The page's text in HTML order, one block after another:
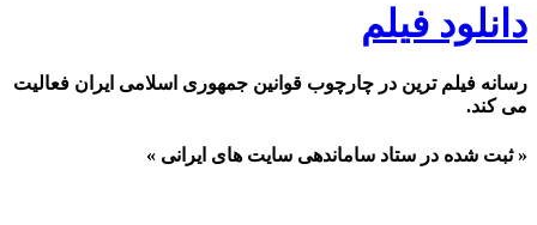
دانلود فیلم
رسانه فیلم ترین در چارچوب قوانین جمهوری اسلامی ایران فعالیت
می کند.
« ثبت شده در ستاد ساماندهی سایت های ایرانی »